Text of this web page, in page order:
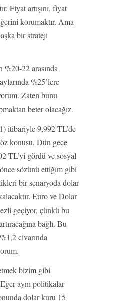
Fiyat artışını, fiyat
korumaktır. Ama
bir strateji
%20-22 arasında
%25’lere
Zaten bunu
beter olacağız.
itibariyle 9,992 TL’de
konusu. Dün gece
TL’yi gördü ve sosyal
sözünü ettiğim gibi
bir senaryoda dolar
Euro ve Dolar
geçiyor, çünkü bu
bağlı. Bu
civarında
bizim gibi
aynı politikalar
dolar kuru 15